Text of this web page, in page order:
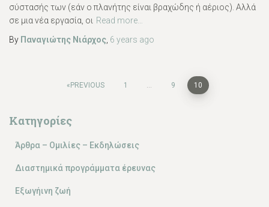
σύστασής των (εάν ο πλανήτης είναι βραχώδης ή αέριος). Αλλά
σε μια νέα εργασία, οι Read more…
By Παναγιώτης Νιάρχος 6 years ago
pagination
PREVIOUS 1 … 9 10
Κατηγορίες
Άρθρα – Ομιλίες – Εκδηλώσεις
Διαστημικά προγράμματα έρευνας
Εξωγήινη ζωή